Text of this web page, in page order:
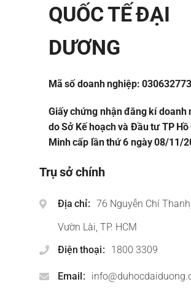
QUỐC TẾ ĐẠI
DƯƠNG
Mã số doanh nghiệp:
Giấy chứng nhận đăng kí doanh
do Sở Kế hoạch và Đầu tư TP Hồ
Minh cấp lần thứ 6 ngày 08/11/
Trụ sở chính
Địa chỉ
76 Nguyễn Chí
Vườn Lài, TP. HCM
Điện thoại
1800 3309
Email